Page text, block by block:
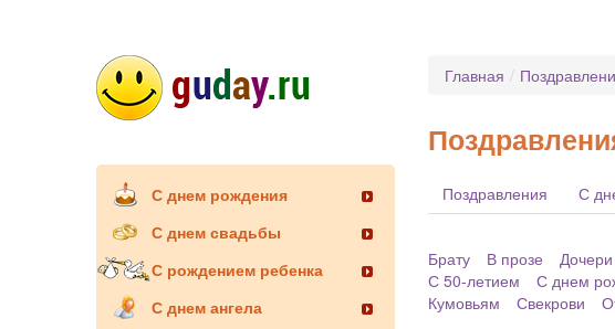
С днем рождения
С днем свадьбы
С рождением ребенка
С днем ангела
Главная /
Поздравления С
Брату В прозе Дочери
С 50-летием
С днем
Кумовьям
Свекрови